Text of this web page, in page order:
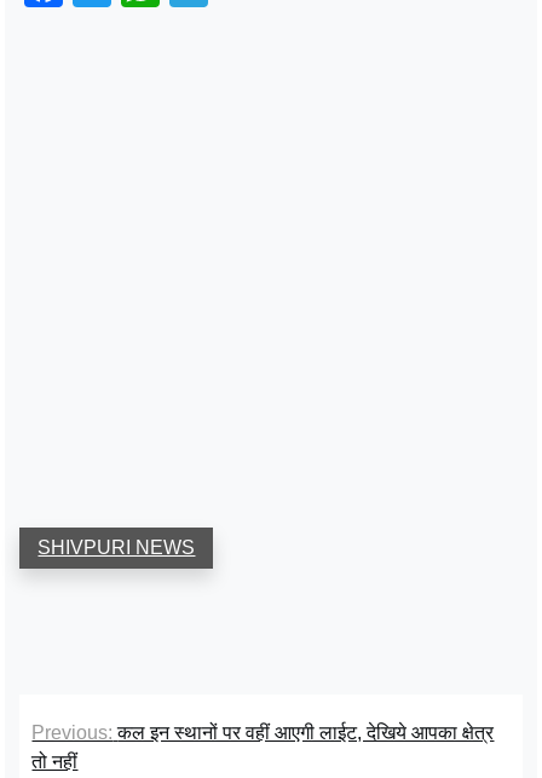
SHIVPURI NEWS
Previous: कल इन स्थानों पर वहीं आएगी लाईट, देखिये आपका क्षेत्र
तो नहीं